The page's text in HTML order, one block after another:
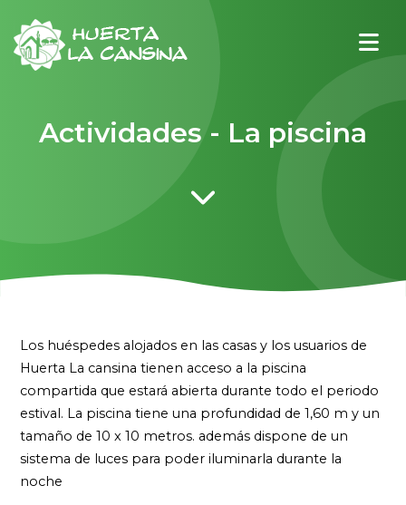
Actividades - La piscina
Los huéspedes alojados en las casas y los usuarios de
Huerta La cansina tienen acceso a la piscina
compartida que estará abierta durante todo el periodo
estival. La piscina tiene una profundidad de 1,60 m y un
tamaño de 10 x 10 metros. además dispone de un
sistema de luces para poder iluminarla durante la
noche